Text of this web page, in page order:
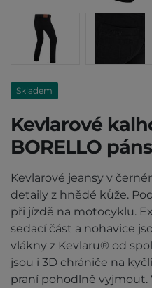
Skladem
Kevlarové
BORELLO
Kevlarové jeansy v
detaily z hnědé kůže.
při jízdě na motocyklu.
sedací část a nohavice
vlákny z Kevlaru® od
jsou i 3D chrániče na
praní pohodlně vyjmout.